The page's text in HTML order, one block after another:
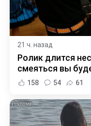
21 ч. назад
Ролик длится
смеяться вы
158 54 61